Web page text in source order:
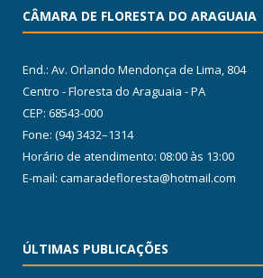
CÂMARA DE FLORESTA DO ARAGUAIA
End.: Av. Orlando Mendonça de Lima, 804
Centro - Floresta do Araguaia - PA
CEP: 68543-000
Fone: (94) 3432–1314
Horário de atendimento: 08:00 às 13:00
E-mail: camaradefloresta@hotmail.com
ÚLTIMAS PUBLICAÇÕES